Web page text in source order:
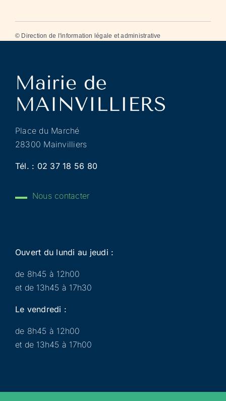
© Direction de l'information légale et administrative
Place du Marché
28300 Mainvilliers
Tél. : 02 37 18 56 80
Nous contacter
Ouvert du lundi au jeudi :
de 8h45 à 12h00
et de 13h45 à 17h30
Le vendredi :
de 8h45 à 12h00
et de 13h45 à 17h00